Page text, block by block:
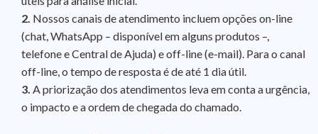
2. Nossos canais de atendimento incluem opções on-line
(chat, WhatsApp – disponível em alguns produtos –,
telefone e Central de Ajuda) e off-line (e-mail). Para o canal
off-line, o tempo de resposta é de até 1 dia útil.
3. A priorização dos atendimentos leva em conta a urgência,
o impacto e a ordem de chegada do chamado.